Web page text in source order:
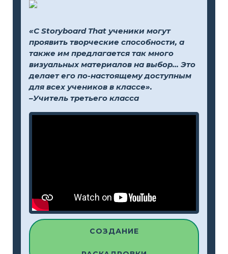
«С Storyboard That ученики могут
проявить творческие способности, а
также им предлагается так много
визуальных материалов на выбор... Это
делает его по-настоящему доступным
для всех учеников в классе».
–Учитель третьего класса
СОЗДАНИЕ